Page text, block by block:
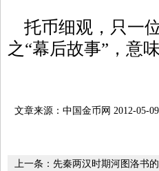
托币细观，只一
之“幕后故事”，意
文章来源：中国金币网 2012-05-
上一条： 先秦两汉时期河图洛书